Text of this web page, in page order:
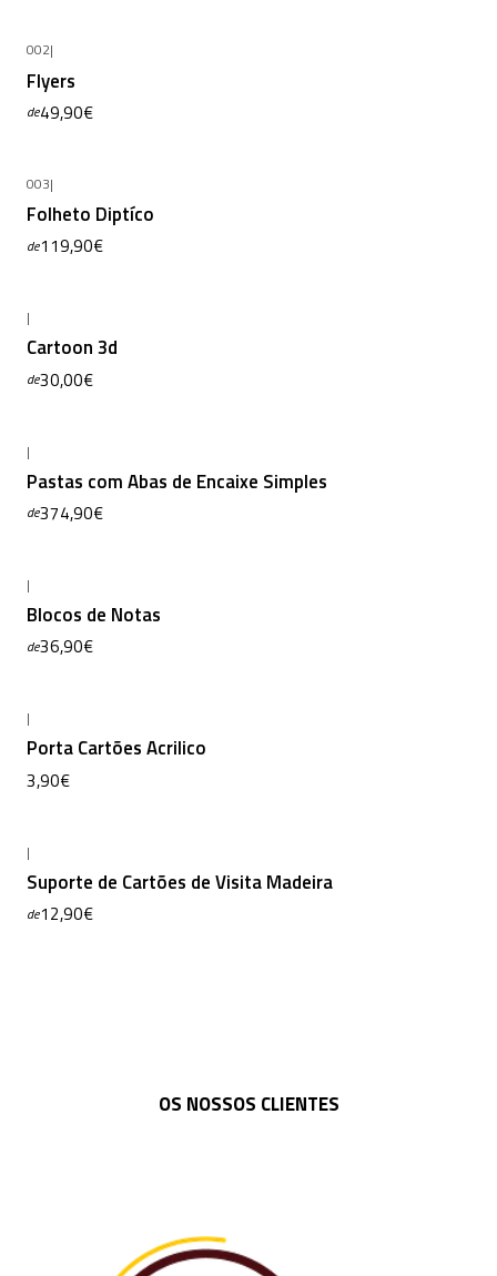
002|
Flyers
de49,90€
003|
Folheto Diptíco
de119,90€
|
Cartoon 3d
de30,00€
|
Pastas com Abas de Encaixe Simples
de374,90€
|
Blocos de Notas
de36,90€
|
Porta Cartões Acrilico
3,90€
|
Suporte de Cartões de Visita Madeira
de12,90€
OS NOSSOS CLIENTES